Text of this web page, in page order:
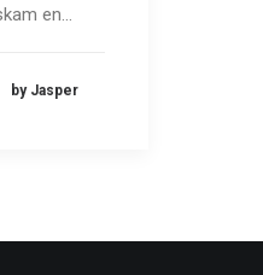
en…
by Jasper